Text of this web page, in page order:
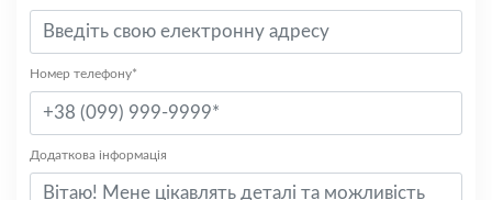
Номер телефону*
Додаткова інформація